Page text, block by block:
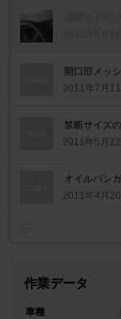
開口部メッ
2011年7月11
禁断サイズ
2011年5月22
オイルパン
2011年4月20
作業データ
車種